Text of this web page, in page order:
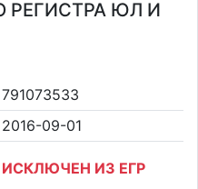
РЕГИСТРА ЮЛ И
791073533
2016-09-01
ИСКЛЮЧЕН ИЗ ЕГР